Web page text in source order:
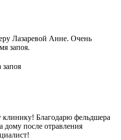
Лазаревой Анне. Очень
запоя.
Благодарю фельдшера
дому после отравления